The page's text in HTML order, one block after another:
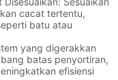
cacat tertentu,
batu atau
yang digerakkan
batas penyortiran,
efisiensi